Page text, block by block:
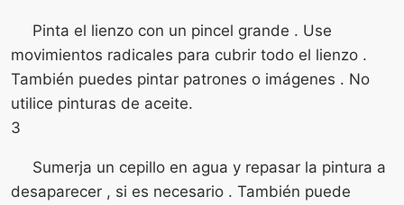
Pinta el lienzo con un pincel grande . Use
movimientos radicales para cubrir todo el lienzo .
También puedes pintar patrones o imágenes . No
utilice pinturas de aceite.
3
Sumerja un cepillo en agua y repasar la pintura a
desaparecer , si es necesario . También puede